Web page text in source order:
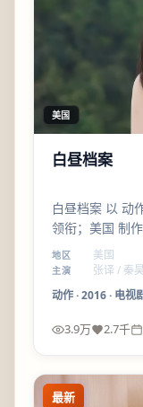
美国
白昼档案
白昼档案 以 动
领衔；美国 制
更细腻——配角
地区 美国
主演
张译 / 秦
动作·2016· 电视
3.9万 2.7千
最新